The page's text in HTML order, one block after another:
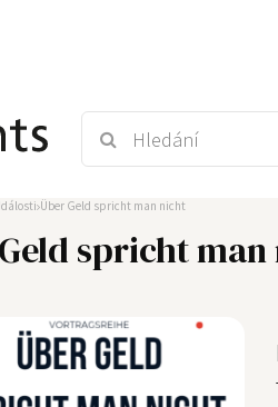
Über Geld spricht man nicht
spricht